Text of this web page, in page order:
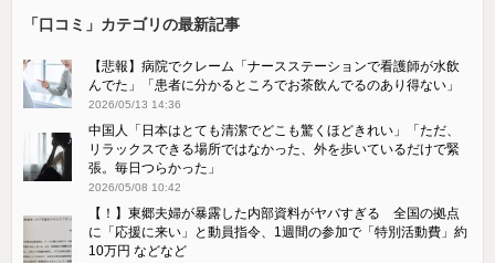
「口コミ」カテゴリの最新記事
【悲報】病院でクレーム「ナースステーションで看護師が水飲
んでた」「患者に分かるところでお茶飲んでるのあり得ない」
2026/05/13 14:36
中国人「日本はとても清潔でどこも驚くほどきれい」「ただ、
リラックスできる場所ではなかった、外を歩いているだけで緊
張。毎日つらかった」
2026/05/08 10:42
【！】東郷夫婦が暴露した内部資料がヤバすぎる 全国の拠点
に「応援に来い」と動員指令、1週間の参加で「特別活動費」約
10万円 などなど